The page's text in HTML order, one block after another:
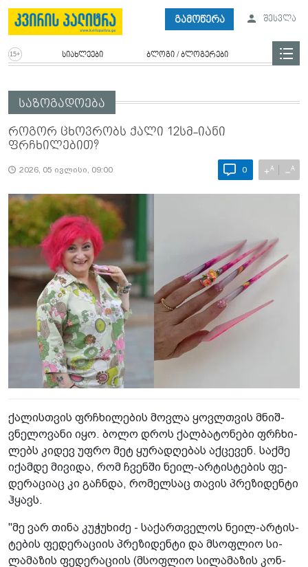
გამოწერა შესვლა
სიახლეები ბლოგი / ბლოგერები
საზოგადოება
როგორ ცხოვრობს ქალი 12სმ-იანი
ფრჩხილებით?
2026, 05 ივლისი, 09:00 0 +A −A
ქა­ლის­თვის ფრჩხი­ლე­ბის მოვ­ლა ყოვლთვის მნიშ­
ვნე­ლო­ვა­ნი იყო. ბოლო დროს ქალ­ბა­ტო­ნე­ბი ფრჩხი­
ლებს კი­დევ უფრო მეტ ყუ­რა­დღე­ბას აქ­ცე­ვენ. საქ­მე
იქამ­დე მი­ვი­და, რომ ჩვენ­ში ნეილ-არ­ტის­ტე­ბის ფე­
დე­რა­ცი­აც კი გაჩ­ნდა, რო­მელ­საც თა­ვის პრე­ზი­დენ­ტი
ჰყავს.
"მე ვარ თინა კუ­ჭუ­ხი­ძე - სა­ქარ­თვე­ლოს ნეილ-არ­ტის­
ტე­ბის ფე­დე­რა­ცი­ის პრე­ზი­დენ­ტი და მსოფ­ლიო სი­
ლა­მა­ზის ფე­დე­რა­ცი­ის (მსოფ­ლიო სი­ლა­მა­ზის კონ­